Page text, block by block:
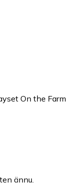
On the Farm
ännu.